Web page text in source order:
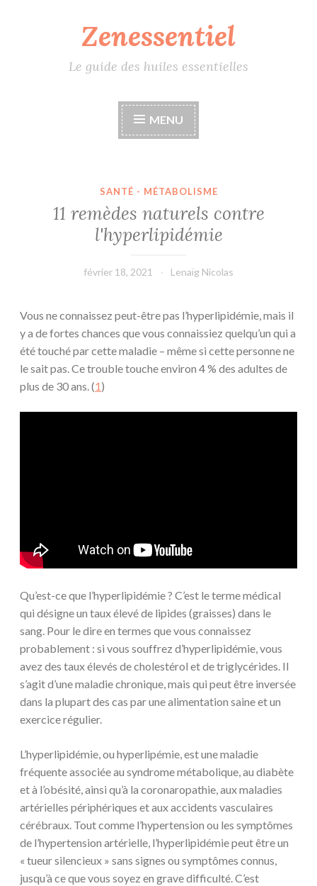
Zenessentiel
Le guide des huiles essentielles
MENU
SANTÉ - MÉTABOLISME
11 remèdes naturels contre
l'hyperlipidémie
février 18, 2021 Lenaïg Nicolas
Vous ne connaissez peut-être pas l’hyperlipidémie, mais il
y a de fortes chances que vous connaissiez quelqu’un qui a
été touché par cette maladie – même si cette personne ne
le sait pas. Ce trouble touche environ 4 % des adultes de
plus de 30 ans. (1)
Qu’est-ce que l’hyperlipidémie ? C’est le terme médical
qui désigne un taux élevé de lipides (graisses) dans le
sang. Pour le dire en termes que vous connaissez
probablement : si vous souffrez d’hyperlipidémie, vous
avez des taux élevés de cholestérol et de triglycérides. Il
s’agit d’une maladie chronique, mais qui peut être inversée
dans la plupart des cas par une alimentation saine et un
exercice régulier.
L’hyperlipidémie, ou hyperlipémie, est une maladie
fréquente associée au syndrome métabolique, au diabète
et à l’obésité, ainsi qu’à la coronaropathie, aux maladies
artérielles périphériques et aux accidents vasculaires
cérébraux. Tout comme l’hypertension ou les symptômes
de l’hypertension artérielle, l’hyperlipidémie peut être un
« tueur silencieux » sans signes ou symptômes connus,
jusqu’à ce que vous soyez en grave difficulté. C’est